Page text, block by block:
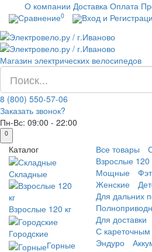
О компании Доставка Оплата
Сравнение0 Вход и
Магазин электрических велосипедов
8 (800) 550-57-06
Заказать звонок?
Пн-Вс: 09:00 - 22:00
0
Каталог
Складные
Взрослые 120 кг
Городские
Горные
Все товары
Взрослые 120
Мощные
Женские
Для дальних
Для доставки
С
Эндуро